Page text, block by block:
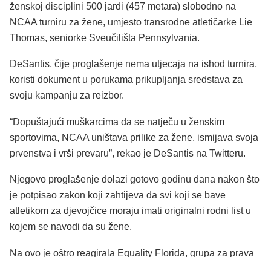
ženskoj disciplini 500 jardi (457 metara) slobodno na
NCAA turniru za žene, umjesto transrodne atletičarke Lie
Thomas, seniorke Sveučilišta Pennsylvania.
DeSantis, čije proglašenje nema utjecaja na ishod turnira,
koristi dokument u porukama prikupljanja sredstava za
svoju kampanju za reizbor.
“Dopuštajući muškarcima da se natječu u ženskim
sportovima, NCAA uništava prilike za žene, ismijava svoja
prvenstva i vrši prevaru”, rekao je DeSantis na Twitteru.
Njegovo proglašenje dolazi gotovo godinu dana nakon što
je potpisao zakon koji zahtijeva da svi koji se bave
atletikom za djevojčice moraju imati originalni rodni list u
kojem se navodi da su žene.
Na ovo je oštro reagirala Equality Florida, grupa za prava